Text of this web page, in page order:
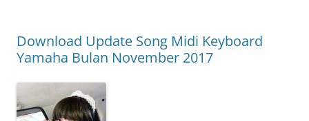
Download Update Song Midi Keyboard
Yamaha Bulan November 2017